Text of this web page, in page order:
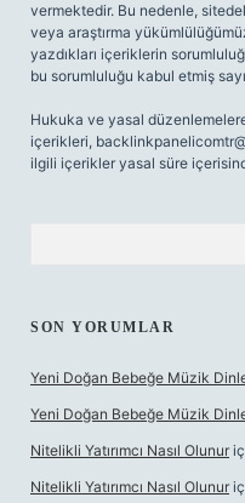
vermektedir. Bu nedenle,
veya araştırma
yazdıkları içeriklerin
bu sorumluluğu kabul etmiş
Hukuka ve yasal
içerikleri,
ilgili içerikler yasal süre
SON YORUMLAR
Yeni Doğan Bebeğe Müzik
Yeni Doğan Bebeğe Müzik
Nitelikli Yatırımcı Nasıl Olunur
Nitelikli Yatırımcı Nasıl Olunur